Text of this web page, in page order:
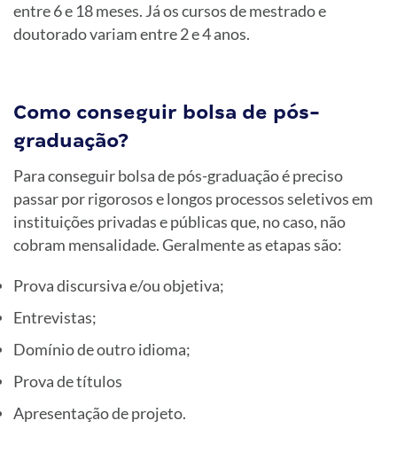
entre 6 e 18 meses. Já os cursos de mestrado e
doutorado variam entre 2 e 4 anos.
Como conseguir bolsa de pós-
graduação?
Para conseguir bolsa de pós-graduação é preciso
passar por rigorosos e longos processos seletivos em
instituições privadas e públicas que, no caso, não
cobram mensalidade. Geralmente as etapas são:
Prova discursiva e/ou objetiva;
Entrevistas;
Domínio de outro idioma;
Prova de títulos
Apresentação de projeto.